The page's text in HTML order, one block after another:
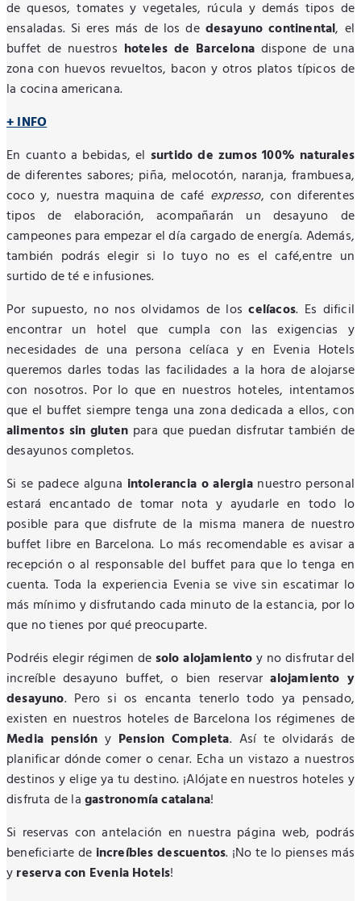
de quesos, tomates y vegetales, rúcula y demás tipos de
ensaladas. Si eres más de los de desayuno continental, el
buffet de nuestros hoteles de Barcelona dispone de una
zona con huevos revueltos, bacon y otros platos típicos de
la cocina americana.
+ INFO
En cuanto a bebidas, el surtido de zumos 100% naturales
de diferentes sabores; piña, melocotón, naranja, frambuesa,
coco y, nuestra maquina de café expresso, con diferentes
tipos de elaboración, acompañarán un desayuno de
campeones para empezar el día cargado de energía. Además,
también podrás elegir si lo tuyo no es el café,entre un
surtido de té e infusiones.
Por supuesto, no nos olvidamos de loscelíacos. Es dificil
encontrar un hotel que cumpla con las exigencias y
necesidades de una persona celíaca y en Evenia Hotels
queremos darles todas las facilidades a la hora de alojarse
con nosotros. Por lo que en nuestros hoteles, intentamos
que el buffet siempre tenga una zona dedicada a ellos, con
alimentos sin gluten para que puedan disfrutar también de
desayunos completos.
Si se padece alguna intolerancia o alergianuestro personal
estará encantado de tomar nota y ayudarle en todo lo
posible para que disfrute de la misma manera de nuestro
buffet libre en Barcelona. Lo más recomendable es avisar a
recepción o al responsable del buffet para que lo tenga en
cuenta. Toda la experiencia Evenia se vive sin escatimar lo
más mínimo y disfrutando cada minuto de la estancia, por lo
que no tienes por qué preocuparte.
Podréis elegir régimen desolo alojamientoy no disfrutar del
increíble desayuno buffet, o bien reservaralojamiento y
desayuno. Pero si os encanta tenerlo todo ya pensado,
existen en nuestros hoteles de Barcelona los régimenes de
Media pensión y Pension Completa. Así te olvidarás de
planificar dónde comer o cenar. Echa un vistazo a nuestros
destinos y elige ya tu destino. ¡Alójate en nuestros hoteles y
disfruta de lagastronomía catalana!
Si reservas con antelación en nuestra página web, podrás
beneficiarte de increíbles descuentos. ¡No te lo pienses más
yreserva con Evenia Hotels!